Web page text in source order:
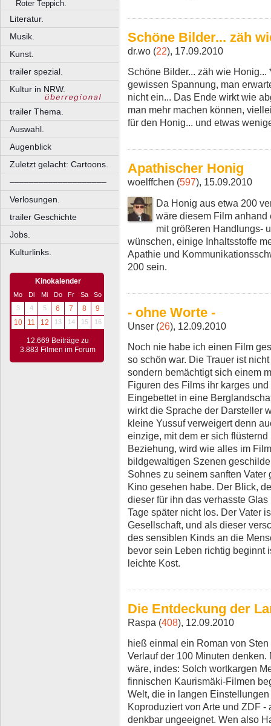
Roter Teppich.
Literatur.
Musik.
Kunst.
trailer spezial.
Kultur in NRW.
trailer Thema.
Auswahl.
Augenblick
Zuletzt gelacht: Cartoons.
––––––––––––––––––––
Verlosungen.
trailer Geschichte
Jobs.
Kulturlinks.
Kinokalender
Mo Di Mi Do Fr Sa
So
3
4 5 6 7 8
9
10
11 12 13 14 15 16
12.669 Beiträge zu
3.883 Filmen im Forum
Schöne Bilder... zäh
dr.wo (22), 17.09.2010
Schöne Bilder... zäh wie
gewissen Spannung, man
nicht ein... Das Ende wirkt wie
man mehr machen können,
für den Honig... und etwas
Apathischer Honig
woelffchen (597), 15.09.2010
Da Honig aus etwa 200
wäre diesem Film
mit größeren Handlungs-
wünschen, einige Inhaltsstoffe
Apathie und
200 sein.
- ohne Worte -
Unser (26), 12.09.2010
Noch nie habe ich einen Film
so schön war. Die Trauer ist
sondern bemächtigt sich einem
Figuren des Films ihr karges
Eingebettet in eine
wirkt die Sprache der Darsteller
kleine Yussuf verweigert denn
einzige, mit dem er sich
Beziehung, wird wie alles im
bildgewaltigen Szenen
Sohnes zu seinem sanften
Kino gesehen habe. Der Blick,
dieser für ihn das verhasste
Tage später nicht los. Der Vater
Gesellschaft, und als dieser
des sensiblen Kinds an die
bevor sein Leben richtig beginnt
leichte Kost.
Die Entdeckung der
Raspa (408), 12.09.2010
hieß einmal ein Roman von
Verlauf der 100 Minuten
wäre, indes: Solch wortkargen
finnischen Kaurismäki-Filmen
Welt, die in langen
Koproduziert von Arte und ZDF
denkbar ungeeignet. Wen also